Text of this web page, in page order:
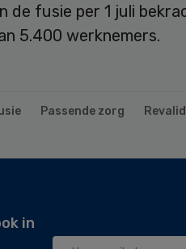
de fusie per 1 juli
5.400 werknemers.
Passende zorg
in